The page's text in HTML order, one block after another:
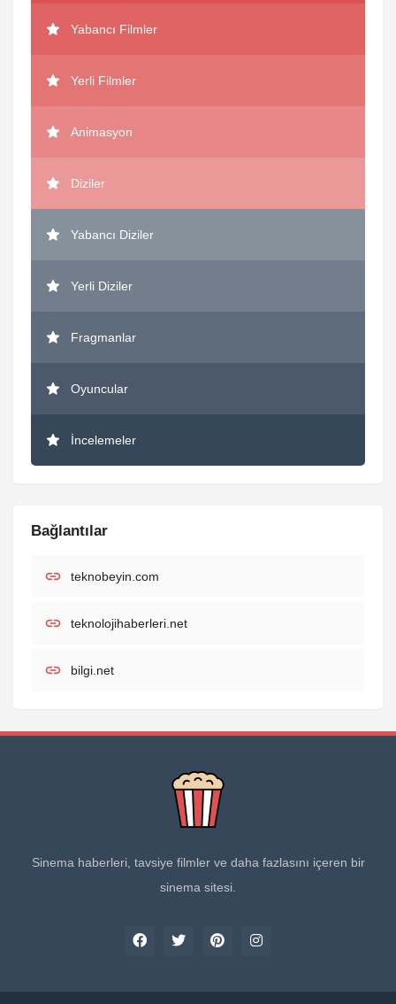
Yabancı Filmler
Yerli Filmler
Animasyon
Diziler
Yabancı Diziler
Yerli Diziler
Fragmanlar
Oyuncular
İncelemeler
Bağlantılar
teknobeyin.com
teknolojihaberleri.net
bilgi.net
Sinema haberleri, tavsiye filmler ve daha fazlasını içeren bir
sinema sitesi.